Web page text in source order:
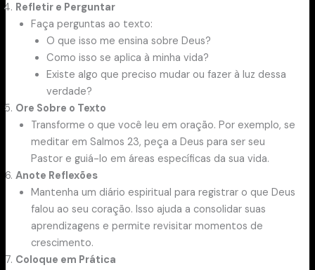
Refletir e Perguntar
Faça perguntas ao texto:
O que isso me ensina sobre Deus?
Como isso se aplica à minha vida?
Existe algo que preciso mudar ou fazer à luz dessa
verdade?
Ore Sobre o Texto
Transforme o que você leu em oração. Por exemplo, se
meditar em Salmos 23, peça a Deus para ser seu
Pastor e guiá-lo em áreas específicas da sua vida.
Anote Reflexões
Mantenha um diário espiritual para registrar o que Deus
falou ao seu coração. Isso ajuda a consolidar suas
aprendizagens e permite revisitar momentos de
crescimento.
Coloque em Prática